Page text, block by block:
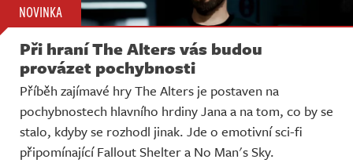
NOVINKA
Při hraní The Alters vás budou
provázet pochybnosti
Příběh zajímavé hry The Alters je postaven na
pochybnostech hlavního hrdiny Jana a na tom, co by se
stalo, kdyby se rozhodl jinak. Jde o emotivní sci-fi
připomínající Fallout Shelter a No Man's Sky.